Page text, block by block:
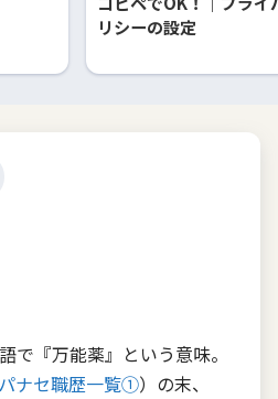
リシーの設定
で『万能薬』という意味。
パナセ職歴一覧①）の末、